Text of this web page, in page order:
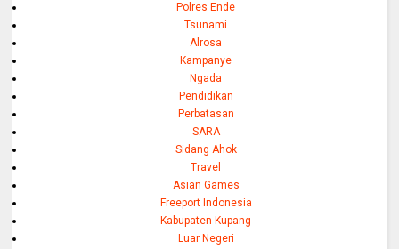
Polres Ende
Tsunami
Alrosa
Kampanye
Ngada
Pendidikan
Perbatasan
SARA
Sidang Ahok
Travel
Asian Games
Freeport Indonesia
Kabupaten Kupang
Luar Negeri